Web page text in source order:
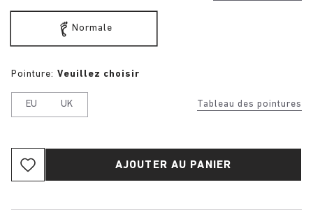
Normale
Tableau des pointures
Pointure: Veuillez choisir
EU UK
AJOUTER AU PANIER